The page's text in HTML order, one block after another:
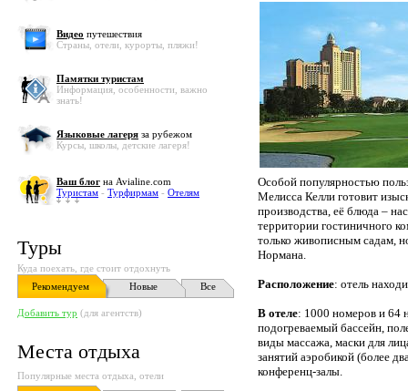
Видео путешествия
Страны, отели, курорты, пляжи!
Памятки туристам
Информация, особенности, важно
знать!
Языковые лагеря за рубежом
Курсы, школы, детские лагеря!
Ваш блог на Avialine.com
Туристам - Турфирмам - Отелям
Туры
Куда поехать, где стоит отдохнуть
Рекомендуем
Новые Все
Добавить тур (для агентств)
Места отдыха
Популярные места отдыха, отели
Особой популярностью
Мелисса Келли готовит
производства, её блюда –
территории гостиничного
только живописным садам,
Нормана.
Расположение: отель
В отеле: 1000 номеров и 64
подогреваемый бассейн,
виды массажа, маски для
занятий аэробикой (более
конференц-залы.